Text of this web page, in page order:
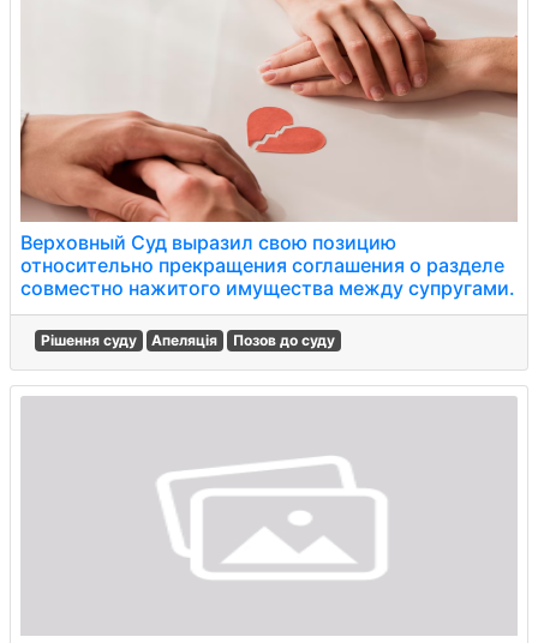
Верховный Суд выразил свою позицию
относительно прекращения соглашения о разделе
совместно нажитого имущества между супругами.
Рішення суду Апеляція Позов до суду